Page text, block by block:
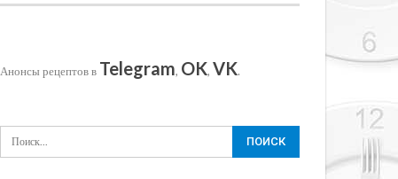
Анонсы рецептов в Telegram, OK, VK.